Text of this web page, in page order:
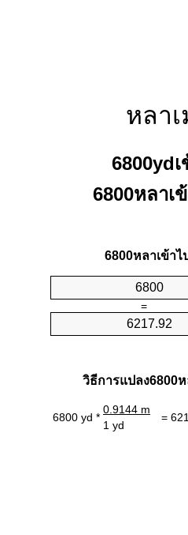
หลา
6800yd
6800หลาเ
6800หลาเข้าไ
=
วิธีการแปลง6800ห
6800 yd *
0.9144 m
=
1 yd